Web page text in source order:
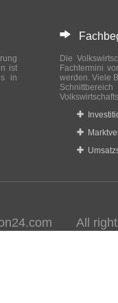
ist
in
Die
Fachtermini
werden. Viele
All